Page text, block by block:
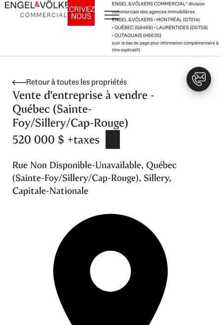
Aller
ENGEL & VÖLKERS COMMERCIAL®division
commerciale des agences immobilières
ENGEL & VÖLKERS • MONTRÉAL (G7014)
• QUÉBEC (G8468) • LAURENTIDES (D0758)
• OUTAOUAIS (H6635)
(voir le bas de page pour information complémentaire à
titre explicatif)
ÉCRIVEZ-
NOUS
Retour à toutes les propriétés
Vente d'entreprise à vendre -
Québec (Sainte-
Foy/Sillery/Cap-Rouge)
520 000 $ +taxes
Rue Non Disponible-Unavailable, Québec
(Sainte-Foy/Sillery/Cap-Rouge), Sillery,
Capitale-Nationale